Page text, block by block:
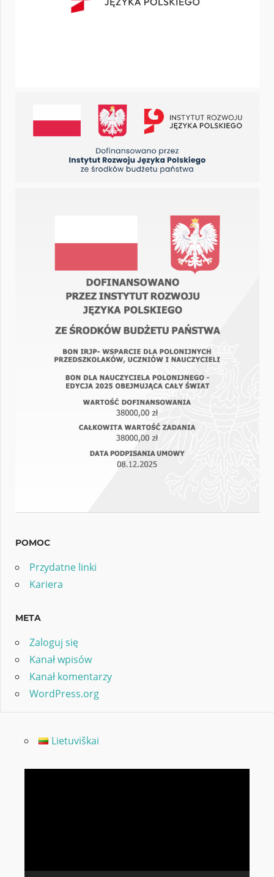
POMOC
Przydatne linki
Kariera
META
Zaloguj się
Kanał wpisów
Kanał komentarzy
WordPress.org
Lietuviškai